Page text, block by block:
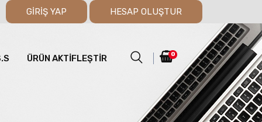
GİRİŞ YAP HESAP OLUŞTUR
ÜRÜN AKTİFLEŞTİR 0